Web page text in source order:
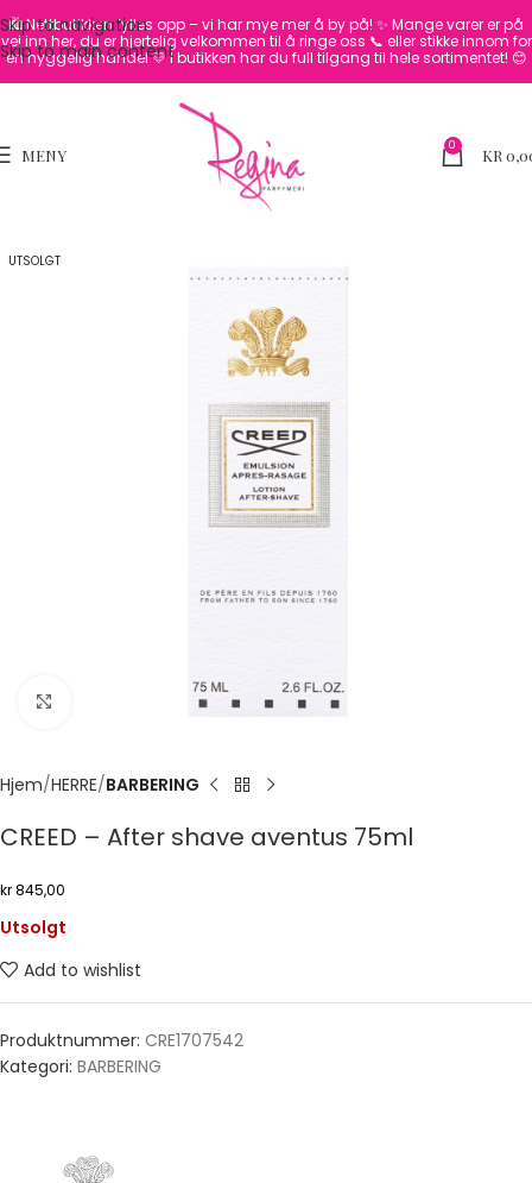
Skip to navigation
Skip to main content
🛍️ Nettbutikken fylles opp – vi har mye mer å by på! ✨ Mange varer er på
vei inn her, du er hjertelig velkommen til å ringe oss 📞 eller stikke innom for
en hyggelig handel 💛I butikken har du full tilgang til hele sortimentet! 😊
MENY 0 KR
UTSOLGT
Hjem HERRE BARBERING
CREED – After shave aventus 75ml
kr845,00
Utsolgt
Add to wishlist
Produktnummer: CRE1707542
Kategori: BARBERING